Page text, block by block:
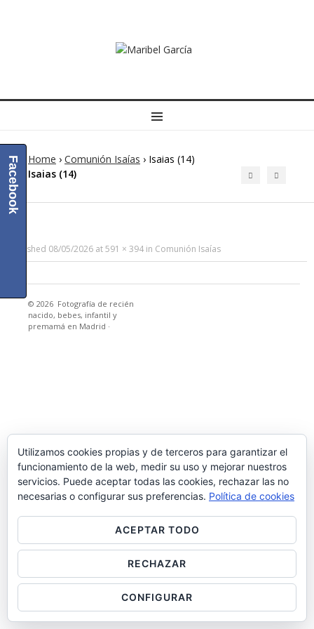
MENU
Home › Comunión Isaías › Isaias (14)
Isaias (14)
Published 08/05/2026 at591 × 394 in Comunión Isaías
© 2026 Fotografía de recién
nacido, bebes, infantil y
premamá en Madrid ·
Facebook
Utilizamos cookies propias y de terceros para garantizar el
funcionamiento de la web, medir su uso y mejorar nuestros
servicios. Puede aceptar todas las cookies, rechazar las no
necesarias o configurar sus preferencias. Política de cookies
ACEPTAR TODO
RECHAZAR
CONFIGURAR